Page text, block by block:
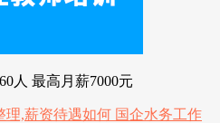
人 最高月薪7000元